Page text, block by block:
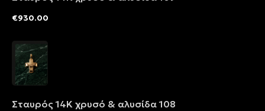
€930.00
Σταυρός 14Κ χρυσό & αλυσίδα 108